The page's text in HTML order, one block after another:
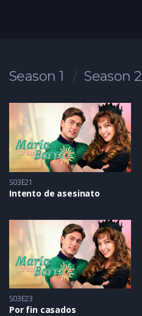
Season 1 Season 2
S03E21
Intento de asesinato
S03E23
Por fin casados